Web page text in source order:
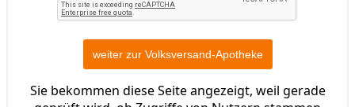
Sie bekommen diese Seite angezeigt, weil gerade